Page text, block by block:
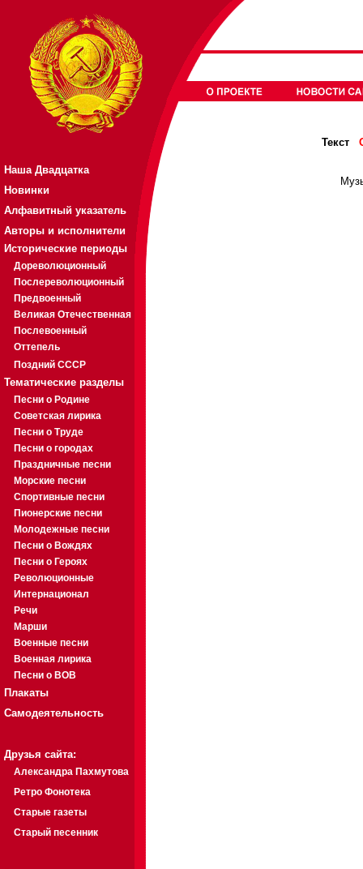
Наша Двадцатка
Новинки
Алфавитный указатель
Авторы и исполнители
Исторические периоды
Дореволюционный
Послереволюционный
Предвоенный
Великая Отечественная
Послевоенный
Оттепель
Поздний СССР
Тематические разделы
Песни о Родине
Советская лирика
Песни о Труде
Песни о городах
Праздничные песни
Морские песни
Спортивные песни
Пионерские песни
Молодежные песни
Песни о Вождях
Песни о Героях
Революционные
Интернационал
Речи
Марши
Военные песни
Военная лирика
Песни о ВОВ
Плакаты
Самодеятельность
Друзья сайта:
Александра Пахмутова
Ретро Фонотека
Старые газеты
Старый песенник
Текст